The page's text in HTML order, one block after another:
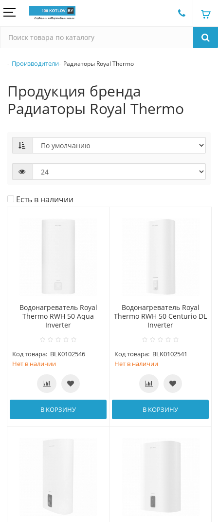
Производители Радиаторы Royal Thermo
Продукция бренда
Радиаторы Royal Thermo
Есть в наличии
Водонагреватель Royal
Thermo RWH 50 Aqua
Inverter
Код товара: BLK0102546
Нет в наличии
В КОРЗИНУ
Водонагреватель Royal
Thermo RWH 50 Centurio DL
Inverter
Код товара: BLK0102541
Нет в наличии
В КОРЗИНУ